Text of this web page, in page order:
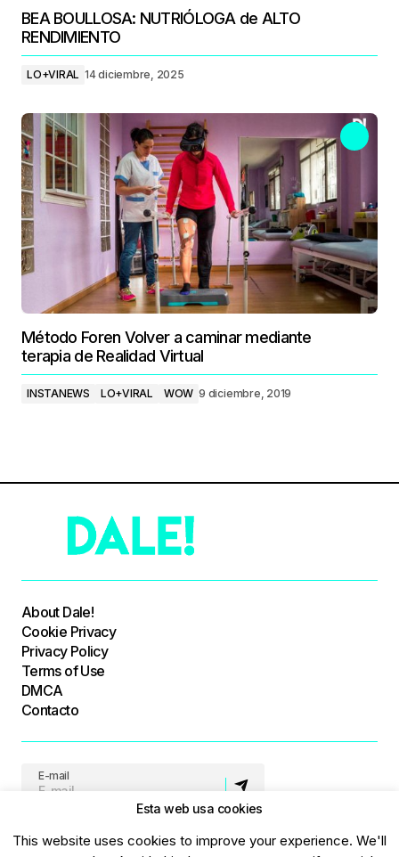
BEA BOULLOSA: NUTRIÓLOGA de ALTO
RENDIMIENTO
LO+VIRAL 14 diciembre, 2025
Método Foren Volver a caminar mediante
terapia de Realidad Virtual
INSTANEWS LO+VIRAL WOW 9 diciembre, 2019
About Dale!
Cookie Privacy
Privacy Policy
Terms of Use
DMCA
Contacto
E-mail
Esta web usa cookies
This website uses cookies to improve your experience. We'll